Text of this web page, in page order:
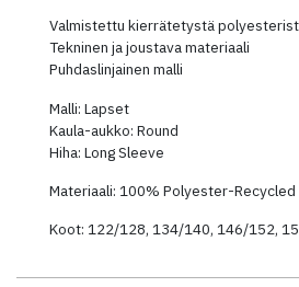
Valmistettu kierrätetystä
Tekninen ja joustava materiaali
Puhdaslinjainen malli
Malli: Lapset
Kaula-aukko: Round
Hiha: Long Sleeve
Materiaali: 100% Polyester-Recycled
Koot: 122/128, 134/140, 146/152,